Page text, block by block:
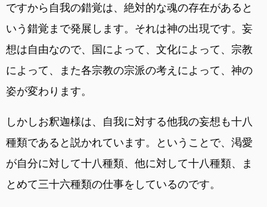
ですから自我の錯覚は、絶対的な魂の存在があると
いう錯覚まで発展します。それは神の出現です。妄
想は自由なので、国によって、文化によって、宗教
によって、また各宗教の宗派の考えによって、神の
姿が変わります。
しかしお釈迦様は、自我に対する他我の妄想も十八
種類であると説かれています。ということで、渇愛
が自分に対して十八種類、他に対して十八種類、ま
とめて三十六種類の仕事をしているのです。